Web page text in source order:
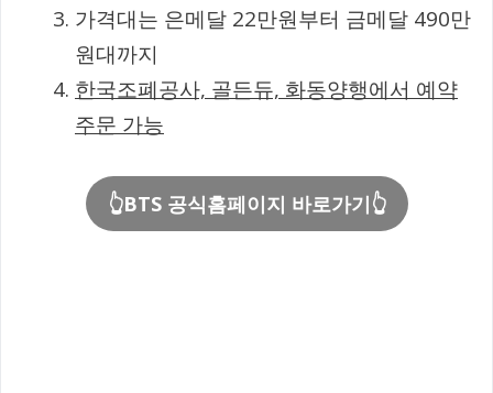
가격대는 은메달 22만원부터 금메달 490만
원대까지
한국조폐공사, 골든듀, 화동양행에서 예약
주문 가능
👆BTS 공식홈페이지 바로가기👆